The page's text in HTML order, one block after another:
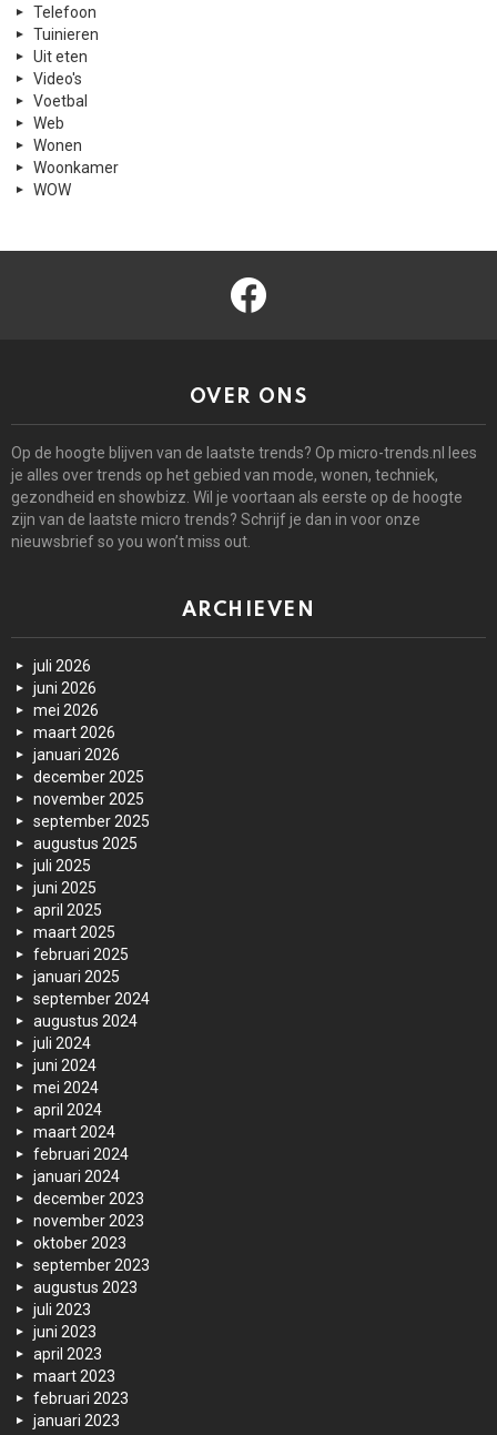
Telefoon
Tuinieren
Uit eten
Video's
Voetbal
Web
Wonen
Woonkamer
WOW
facebook
OVER ONS
Op de hoogte blijven van de laatste trends? Op micro-trends.nl lees
je alles over trends op het gebied van mode, wonen, techniek,
gezondheid en showbizz. Wil je voortaan als eerste op de hoogte
zijn van de laatste micro trends? Schrijf je dan in voor onze
nieuwsbrief so you won’t miss out.
ARCHIEVEN
juli 2026
juni 2026
mei 2026
maart 2026
januari 2026
december 2025
november 2025
september 2025
augustus 2025
juli 2025
juni 2025
april 2025
maart 2025
februari 2025
januari 2025
september 2024
augustus 2024
juli 2024
juni 2024
mei 2024
april 2024
maart 2024
februari 2024
januari 2024
december 2023
november 2023
oktober 2023
september 2023
augustus 2023
juli 2023
juni 2023
april 2023
maart 2023
februari 2023
januari 2023